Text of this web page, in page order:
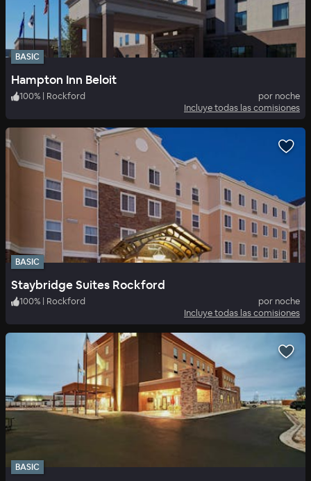
BASIC
Hampton Inn Beloit
100% | Rockford
por noche
Incluye todas las comisiones
BASIC
Staybridge Suites Rockford
100% | Rockford
por noche
Incluye todas las comisiones
BASIC